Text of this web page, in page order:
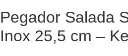
Pegador Salada
Inox 25,5 cm –